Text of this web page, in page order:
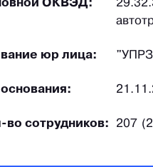
ОКВЭД:
юр лица:
основания:
во сотрудников: 207